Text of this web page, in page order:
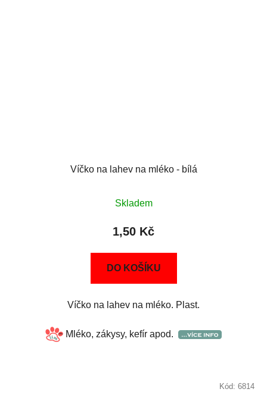
Víčko na lahev na mléko - bílá
Skladem
1,50 Kč
DO KOŠÍKU
Víčko na lahev na mléko. Plast.
Mléko, zákysy, kefír apod.
Kód: 6814